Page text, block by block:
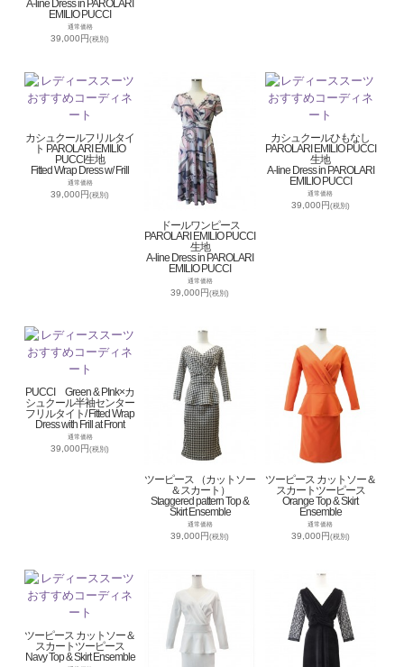
A-line Dress in PAROLARI
EMILIO PUCCI
通常価格
39,000円(税別)
カシュクールフリルタイ
ト PAROLARI EMILIO
PUCCI生地
Fitted Wrap Dress w/ Frill
通常価格
39,000円(税別)
ドールワンピース
PAROLARI EMILIO PUCCI
生地
A-line Dress in PAROLARI
EMILIO PUCCI
通常価格
39,000円(税別)
カシュクールひもなし
PAROLARI EMILIO PUCCI
生地
A-line Dress in PAROLARI
EMILIO PUCCI
通常価格
39,000円(税別)
PUCCI Green & PInk×カ
シュクール半袖センター
フリルタイト/ Fitted Wrap
Dress with Frill at Front
通常価格
39,000円(税別)
ツーピース （カットソー
＆スカート）
Staggered pattern Top &
Skirt Ensemble
通常価格
39,000円(税別)
ツーピース カットソー＆
スカートツーピース
Orange Top & Skirt
Ensemble
通常価格
39,000円(税別)
ツーピース カットソー＆
スカートツーピース
Navy Top & Skirt Ensemble